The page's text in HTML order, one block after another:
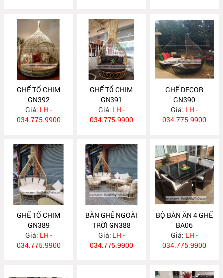
GHẾ TỔ CHIM
GN392
Giá: LH -
034.775.9900
GHẾ TỔ CHIM
GN391
Giá: LH -
034.775.9900
GHẾ DECOR
GN390
Giá: LH -
034.775.9900
GHẾ TỔ CHIM
GN389
Giá: LH -
034.775.9900
BÀN GHẾ NGOÀI
TRỜI GN388
Giá: LH -
034.775.9900
BỘ BÀN ĂN 4 GHẾ
BA06
Giá: LH -
034.775.9900